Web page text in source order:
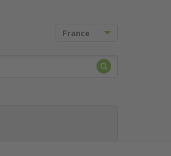
France
Chercher